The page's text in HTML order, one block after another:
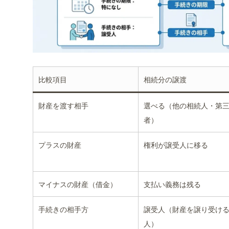
比較項目 相続分の譲渡
財産を渡す相手
選べる（他の相続人・第三
者）
プラスの財産 権利が譲受人に移る
マイナスの財産（借金） 支払い義務は残る
手続きの相手方
譲受人（財産を譲り受ける
人）